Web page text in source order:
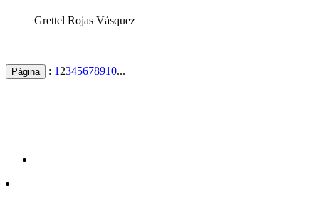
Grettel Rojas Vásquez
Página : 1 2345678910...